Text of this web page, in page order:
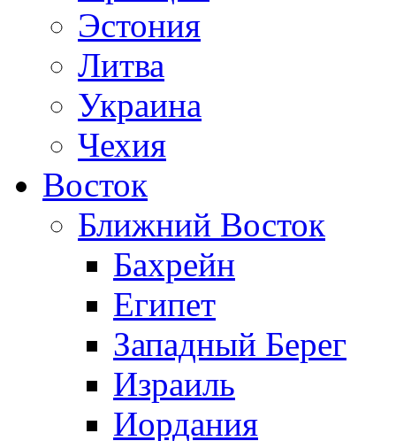
Эстония
Литва
Украина
Чехия
Восток
Ближний Восток
Бахрейн
Египет
Западный Берег
Израиль
Иордания